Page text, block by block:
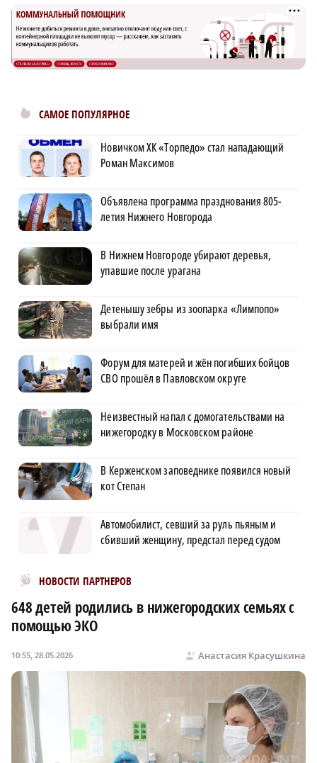
САМОЕ ПОПУЛЯРНОЕ
Новичком ХК «Торпедо» стал нападающий
Роман Максимов
Объявлена программа празднования 805-
летия Нижнего Новгорода
В Нижнем Новгороде убирают деревья,
упавшие после урагана
Детенышу зебры из зоопарка «Лимпопо»
выбрали имя
Форум для матерей и жён погибших бойцов
СВО прошёл в Павловском округе
Неизвестный напал с домогательствами на
нижегородку в Московском районе
В Керженском заповеднике появился новый
кот Степан
Автомобилист, севший за руль пьяным и
сбивший женщину, предстал перед судом
НОВОСТИ ПАРТНЕРОВ
Новости МирТесен
648 детей родились в нижегородских семьях с
помощью ЭКО
Анастасия Красушкина
10:55, 28.05.2026